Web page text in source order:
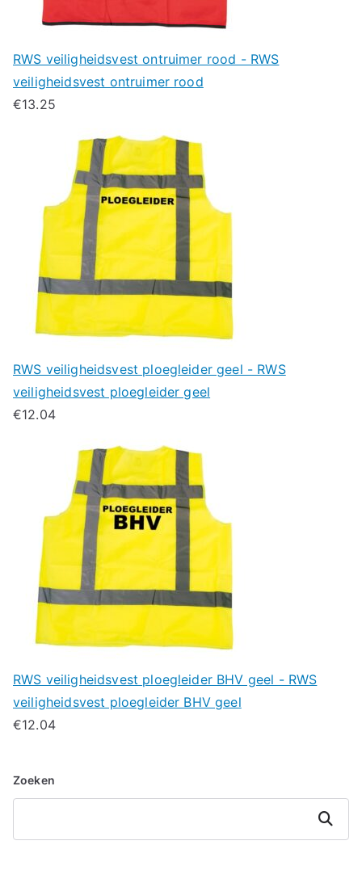
RWS veiligheidsvest ontruimer rood - RWS
veiligheidsvest ontruimer rood
€13.25
RWS veiligheidsvest ploegleider geel - RWS
veiligheidsvest ploegleider geel
€12.04
RWS veiligheidsvest ploegleider BHV geel - RWS
veiligheidsvest ploegleider BHV geel
€12.04
Zoeken
Zoeken